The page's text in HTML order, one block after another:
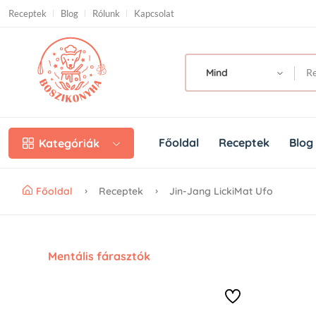
Skip to main content
Receptek Blog Rólunk Kapcsolat
Mind
Kategóriák Főoldal Receptek Blog
Főoldal Receptek Jin-Jang LickiMat Ufo
Mentális fárasztók